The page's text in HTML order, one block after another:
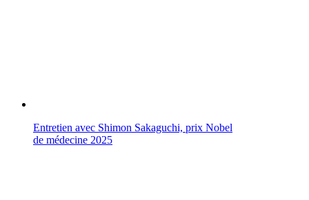
Entretien avec Shimon Sakaguchi, prix Nobel
de médecine 2025